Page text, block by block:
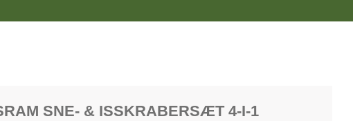
SNE- & ISSKRABERSÆT 4-I-1